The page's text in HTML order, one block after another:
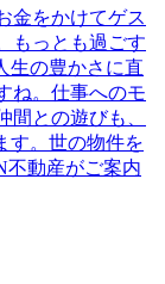
金をかけてゲス
もっとも過ごす
生の豊かさに直
ね。仕事へのモ
との遊びも、
す。世の物件を
不動産がご案内